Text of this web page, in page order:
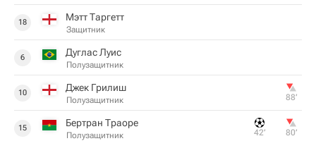
18 Мэтт Таргетт
Защитник
6 Дуглас Луис
Полузащитник
10 Джек Грилиш
Полузащитник 88‎’‎
15 Бертран Траоре
Полузащитник 42‎’‎ 80‎’‎